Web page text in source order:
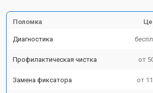
Поломка
Диагностика
Профилактическая чистка от
Замена фиксатора от